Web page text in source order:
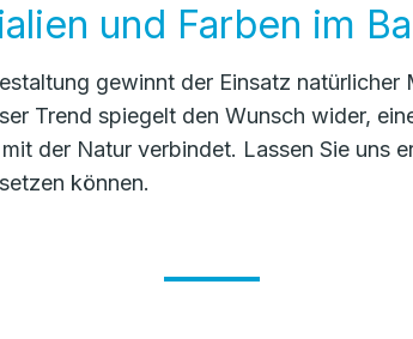
und Farben im
gewinnt der Einsatz natürlicher
Trend spiegelt den Wunsch wider,
der Natur verbindet. Lassen Sie uns
können.